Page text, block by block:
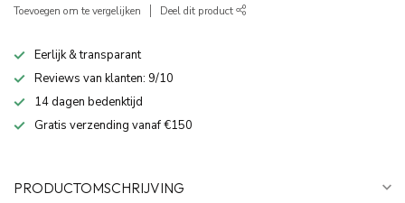
Toevoegen om te vergelijken Deel dit product
Eerlijk & transparant
Reviews van klanten: 9/10
14 dagen bedenktijd
Gratis verzending vanaf €150
PRODUCTOMSCHRIJVING